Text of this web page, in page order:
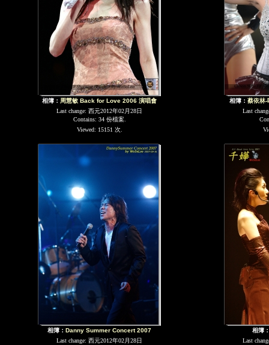
相簿： 周慧敏 Back for Love 2006 演唱會
Last change: 西元2012年02月28日
Contains: 34 份檔案.
Viewed: 15151 次.
相簿： 蔡依林
Last
相簿： Danny Summer Concert 2007
Last change: 西元2012年02月28日
相簿
Last